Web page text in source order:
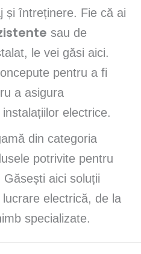
și întreținere. Fie că ai
sau de
le vei găsi aici.
pentru a fi
a asigura
electrice.
din categoria
potrivite pentru
aici soluții
electrică, de la
specializate.